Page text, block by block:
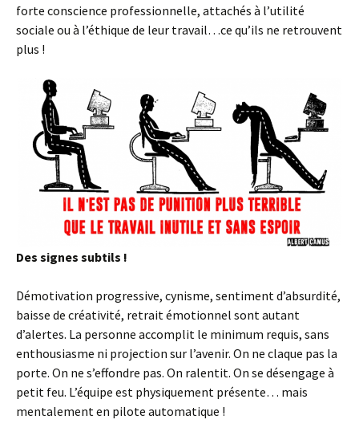
forte conscience professionnelle, attachés à l’utilité
sociale ou à l’éthique de leur travail…ce qu’ils ne retrouvent
plus !
Des signes subtils !
Démotivation progressive, cynisme, sentiment d’absurdité,
baisse de créativité, retrait émotionnel sont autant
d’alertes. La personne accomplit le minimum requis, sans
enthousiasme ni projection sur l’avenir. On ne claque pas la
porte. On ne s’effondre pas. On ralentit. On se désengage à
petit feu. L’équipe est physiquement présente… mais
mentalement en pilote automatique !